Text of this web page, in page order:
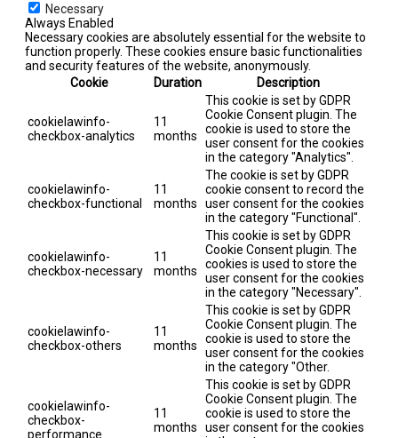
Necessary
Always Enabled
Necessary cookies are absolutely essential for the website to
function properly. These cookies ensure basic functionalities
and security features of the website, anonymously.
Cookie
Duration Description
cookielawinfo-
checkbox-analytics
11
months
This cookie is set by GDPR
Cookie Consent plugin. The
cookie is used to store the
user consent for the cookies
in the category "Analytics".
cookielawinfo-
checkbox-functional
11
months
The cookie is set by GDPR
cookie consent to record the
user consent for the cookies
in the category "Functional".
cookielawinfo-
checkbox-necessary
11
months
This cookie is set by GDPR
Cookie Consent plugin. The
cookies is used to store the
user consent for the cookies
in the category "Necessary".
cookielawinfo-
checkbox-others
11
months
This cookie is set by GDPR
Cookie Consent plugin. The
cookie is used to store the
user consent for the cookies
in the category "Other.
cookielawinfo-
checkbox-
performance
11
months
This cookie is set by GDPR
Cookie Consent plugin. The
cookie is used to store the
user consent for the cookies